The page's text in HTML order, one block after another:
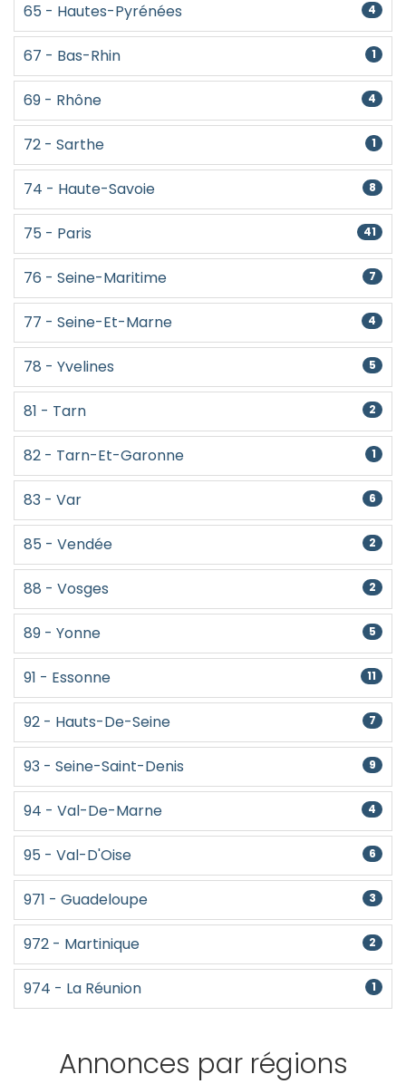
65 - Hautes-Pyrénées 4
67 - Bas-Rhin 1
69 - Rhône 4
72 - Sarthe 1
74 - Haute-Savoie 8
75 - Paris 41
76 - Seine-Maritime 7
77 - Seine-Et-Marne 4
78 - Yvelines 5
81 - Tarn 2
82 - Tarn-Et-Garonne 1
83 - Var 6
85 - Vendée 2
88 - Vosges 2
89 - Yonne 5
91 - Essonne 11
92 - Hauts-De-Seine 7
93 - Seine-Saint-Denis 9
94 - Val-De-Marne 4
95 - Val-D'Oise 6
971 - Guadeloupe 3
972 - Martinique 2
974 - La Réunion 1
Annonces par régions